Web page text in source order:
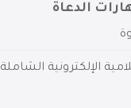
الدعاة
الإلكترونية الشاملة